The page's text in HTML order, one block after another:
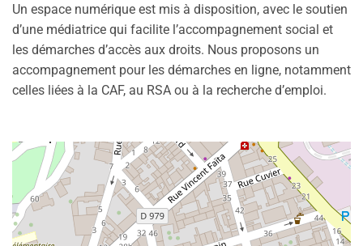
Un espace numérique est mis à disposition, avec le soutien
d’une médiatrice qui facilite l’accompagnement social et
les démarches d’accès aux droits. Nous proposons un
accompagnement pour les démarches en ligne, notamment
celles liées à la CAF, au RSA ou à la recherche d’emploi.